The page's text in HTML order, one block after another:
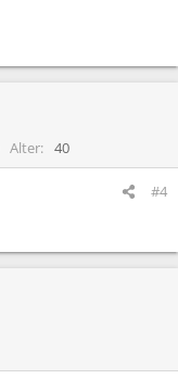
Alter 40
#4